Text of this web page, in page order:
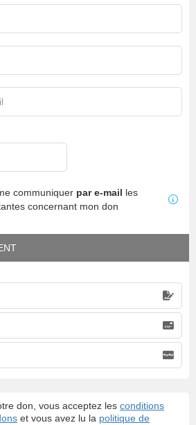
communiquer par e-mail les
concernant mon don
don, vous acceptez les conditions
et vous avez lu la politique de